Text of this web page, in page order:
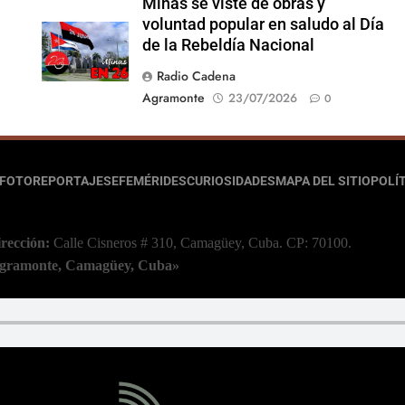
Minas se viste de obras y
voluntad popular en saludo al Día
de la Rebeldía Nacional
Radio Cadena
Agramonte
23/07/2026 0
EFEMÉRIDESCURIOSIDADESMAPA DEL SITIO
Calle Cisneros # 310, Camagüey, Cuba. CP: 70100.
Camagüey, Cuba»